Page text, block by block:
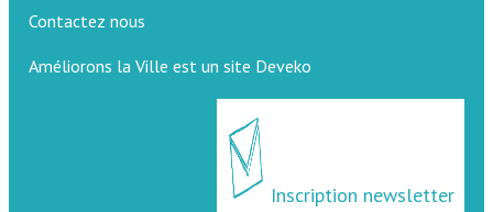
Contactez nous
Améliorons la Ville est un site Deveko
Inscription newsletter